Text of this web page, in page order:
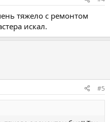
тяжело с ремонтом
искал.
#5